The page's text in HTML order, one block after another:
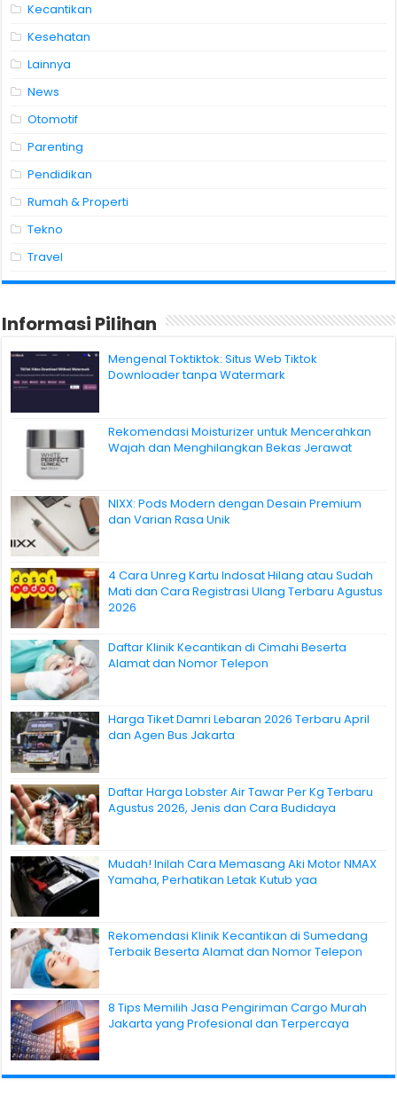
Kecantikan
Kesehatan
Lainnya
News
Otomotif
Parenting
Pendidikan
Rumah & Properti
Tekno
Travel
Informasi Pilihan
Mengenal Toktiktok: Situs Web Tiktok
Downloader tanpa Watermark
Rekomendasi Moisturizer untuk Mencerahkan
Wajah dan Menghilangkan Bekas Jerawat
NIXX: Pods Modern dengan Desain Premium
dan Varian Rasa Unik
4 Cara Unreg Kartu Indosat Hilang atau Sudah
Mati dan Cara Registrasi Ulang Terbaru Agustus
2026
Daftar Klinik Kecantikan di Cimahi Beserta
Alamat dan Nomor Telepon
Harga Tiket Damri Lebaran 2026 Terbaru April
dan Agen Bus Jakarta
Daftar Harga Lobster Air Tawar Per Kg Terbaru
Agustus 2026, Jenis dan Cara Budidaya
Mudah! Inilah Cara Memasang Aki Motor NMAX
Yamaha, Perhatikan Letak Kutub yaa
Rekomendasi Klinik Kecantikan di Sumedang
Terbaik Beserta Alamat dan Nomor Telepon
8 Tips Memilih Jasa Pengiriman Cargo Murah
Jakarta yang Profesional dan Terpercaya